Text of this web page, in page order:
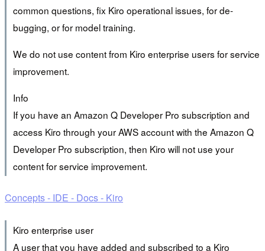
common questions, fix Kiro operational issues, for de-
bugging, or for model training.
We do not use content from Kiro enterprise users for service
improvement.
Info
If you have an Amazon Q Developer Pro subscription and
access Kiro through your AWS account with the Amazon Q
Developer Pro subscription, then Kiro will not use your
content for service improvement.
Concepts - IDE - Docs - Kiro
Kiro enterprise user
A user that you have added and subscribed to a Kiro